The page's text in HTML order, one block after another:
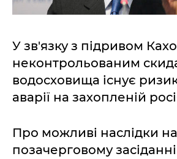
У зв'язку з підривом
неконтрольованим
водосховища існує
аварії на захопленій
Про можливі наслідки на
позачерговому